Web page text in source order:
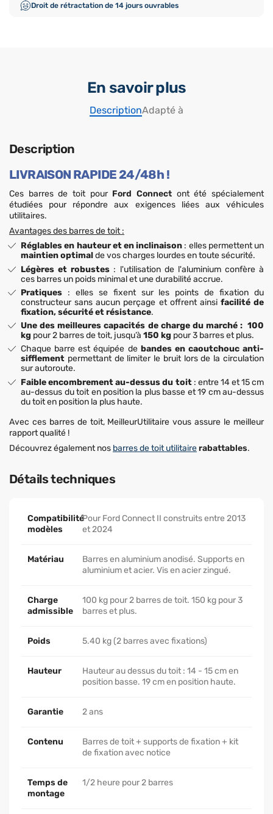
Droit de rétractation de 14 jours ouvrables
En savoir plus
DescriptionAdapté à
Description
LIVRAISON RAPIDE 24/48h !
Ces barres de toit pour Ford Connect ont été spécialement
étudiées pour répondre aux exigences liées aux véhicules
utilitaires.
Avantages des barres de toit :
Réglables en hauteur et en inclinaison : elles permettent un
maintien optimalde vos charges lourdes en toute sécurité.
Légères et robustes : l'utilisation de l'aluminium confère à
ces barres un poids minimal et une durabilité accrue.
Pratiques : elles se fixent sur les points de fixation du
constructeur sans aucun perçage et offrent ainsi facilité de
fixation, sécurité et résistance.
Une des meilleures capacités de charge du marché : 100
kg pour 2 barres de toit, jusqu’à150 kg pour 3 barres et plus.
Chaque barre est équipée de bandes en caoutchouc anti-
sifflement permettant de limiter le bruit lors de la circulation
sur autoroute.
Faible encombrement au-dessus du toit: entre 14 et 15 cm
au-dessus du toit en position la plus basse et 19 cm au-dessus
du toit en position la plus haute.
Avec ces barres de toit, MeilleurUtilitaire vous assure le meilleur
rapport qualité !
Découvrez également nos barres de toit utilitairerabattables.
Détails techniques
Compatibilité
modèles
Pour Ford Connect II construits entre 2013
et 2024
Matériau
Barres en aluminium anodisé. Supports en
aluminium et acier. Vis en acier zingué.
Charge
admissible
100 kg pour 2 barres de toit. 150 kg pour 3
barres et plus.
Poids 5.40 kg (2 barres avec fixations)
Hauteur
Hauteur au dessus du toit : 14 - 15 cm en
position basse. 19 cm en position haute.
Garantie 2 ans
Contenu
Barres de toit + supports de fixation + kit
de fixation avec notice
Temps de
montage
1/2 heure pour 2 barres